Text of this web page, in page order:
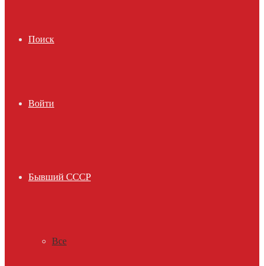
Поиск
Войти
Бывший СССР
Все